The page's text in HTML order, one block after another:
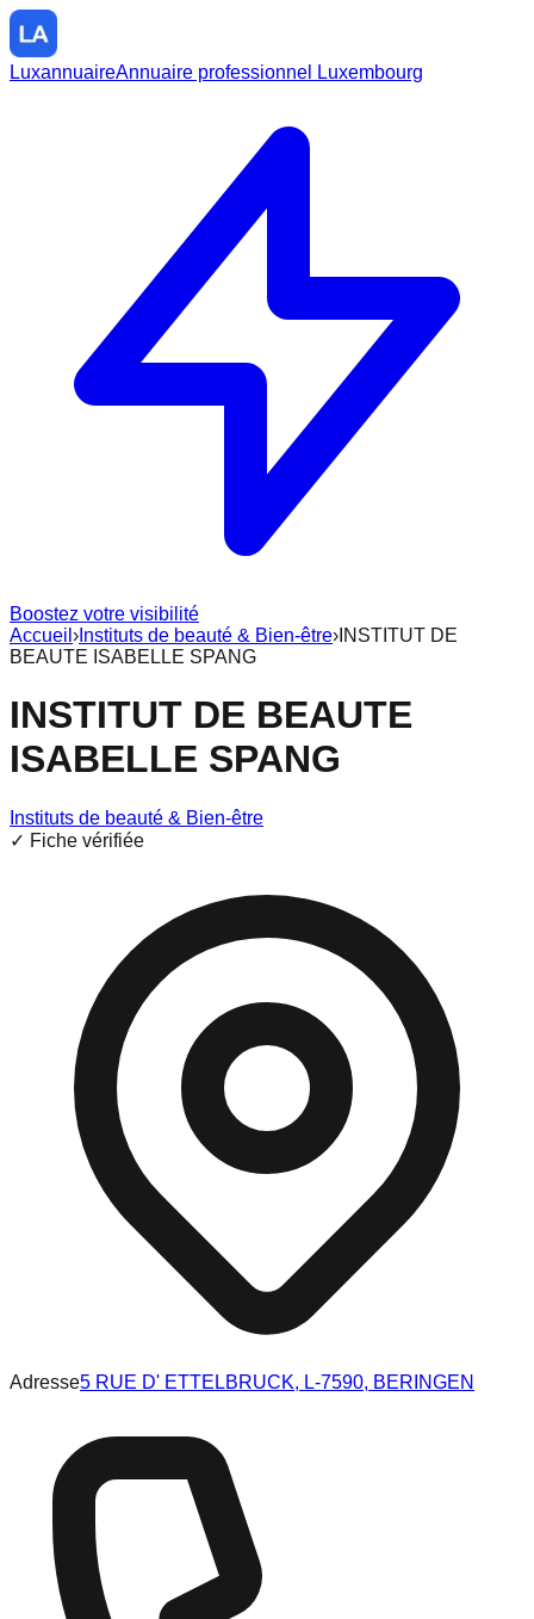
LuxannuaireAnnuaire professionnel Luxembourg
Boostez votre visibilité
Accueil › Instituts de beauté & Bien-être› INSTITUT DE
BEAUTE ISABELLE SPANG
INSTITUT DE BEAUTE
ISABELLE SPANG
Instituts de beauté & Bien-être
✓ Fiche vérifiée
Adresse5 RUE D' ETTELBRUCK, L-7590, BERINGEN